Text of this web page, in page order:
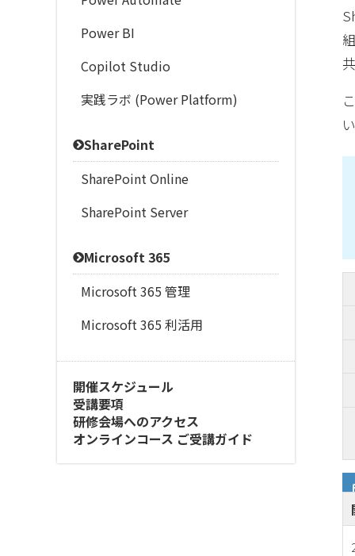
Power BI
Copilot Studio
実践ラボ (Power Platform)
SharePoint
SharePoint Online
SharePoint Server
Microsoft 365
Microsoft 365 管理
Microsoft 365 利活用
開催スケジュール
受講要項
研修会場へのアクセス
オンラインコース ご受講ガイド